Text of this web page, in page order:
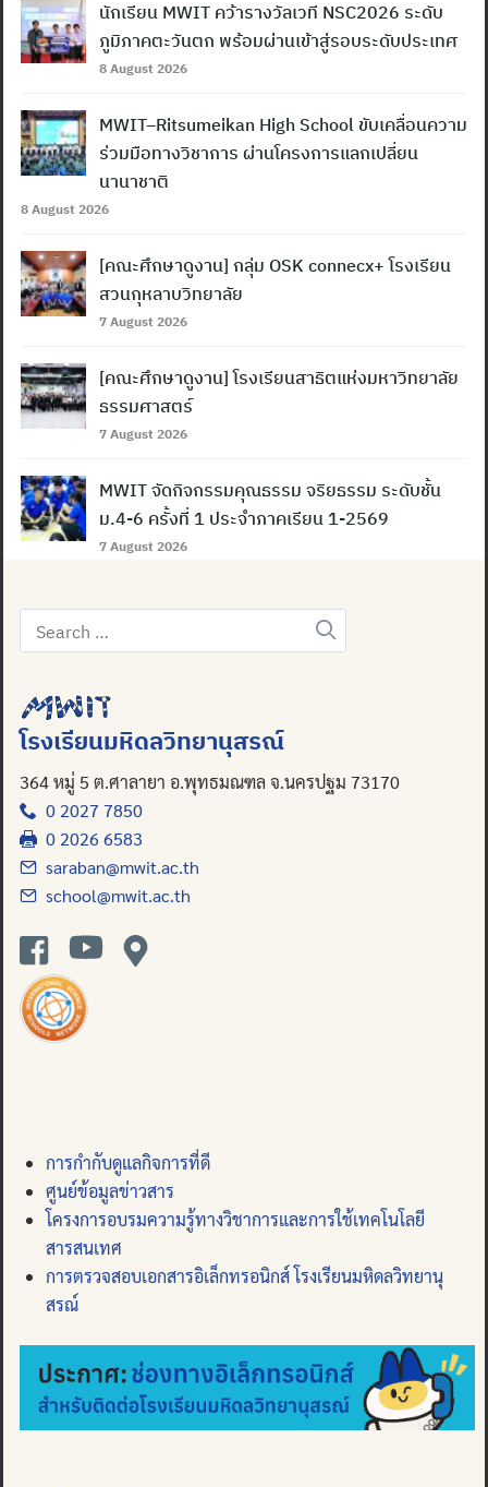
นักเรียน MWIT คว้ารางวัลเวที NSC2026 ระดับ
ภูมิภาคตะวันตก พร้อมผ่านเข้าสู่รอบระดับประเทศ
8 August 2026
MWIT–Ritsumeikan High School ขับเคลื่อนความ
ร่วมมือทางวิชาการ ผ่านโครงการแลกเปลี่ยน
นานาชาติ
8 August 2026
[คณะศึกษาดูงาน] กลุ่ม OSK connecx+ โรงเรียน
สวนกุหลาบวิทยาลัย
7 August 2026
[คณะศึกษาดูงาน] โรงเรียนสาธิตแห่งมหาวิทยาลัย
ธรรมศาสตร์
7 August 2026
MWIT จัดกิจกรรมคุณธรรม จริยธรรม ระดับชั้น
ม.4-6 ครั้งที่ 1 ประจำภาคเรียน 1-2569
7 August 2026
Search
for:
โรงเรียนมหิดลวิทยานุสรณ์
364 หมู่ 5 ต.ศาลายา อ.พุทธมณฑล จ.นครปฐม 73170
0 2027 7850
0 2026 6583
saraban@mwit.ac.th
school@mwit.ac.th
การกำกับดูแลกิจการที่ดี
ศูนย์ข้อมูลข่าวสาร
โครงการอบรมความรู้ทางวิชาการและการใช้เทคโนโลยี
สารสนเทศ
การตรวจสอบเอกสารอิเล็กทรอนิกส์ โรงเรียนมหิดลวิทยานุ
สรณ์